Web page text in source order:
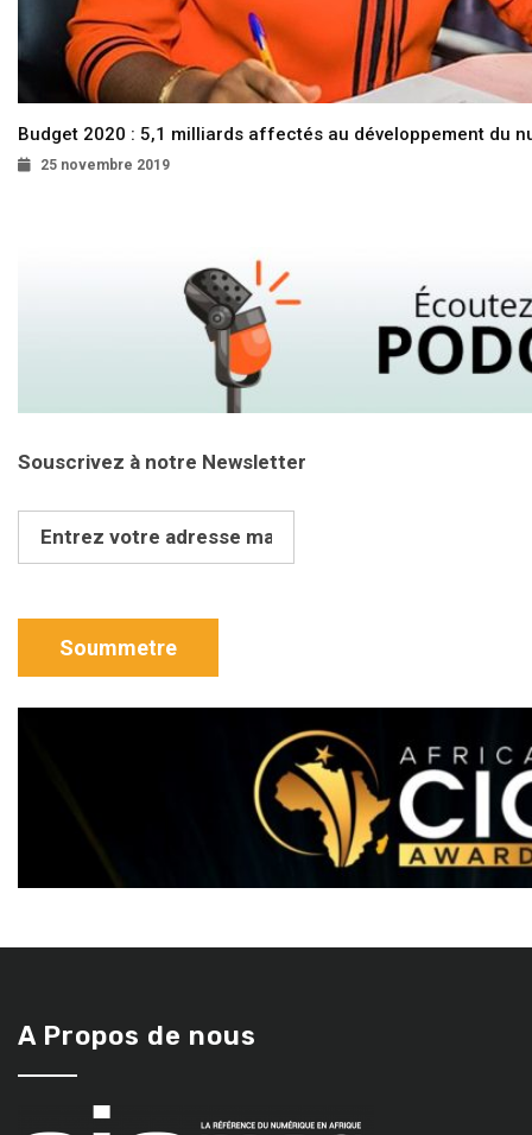
Budget 2020 : 5,1 milliards affectés au développement du
25 novembre 2019
Souscrivez à notre Newsletter
A Propos de nous